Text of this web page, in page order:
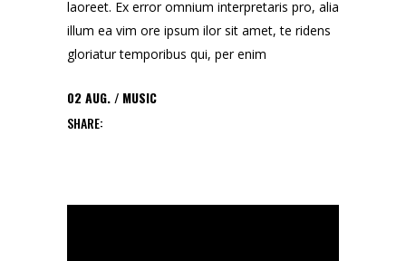
laoreet. Ex error omnium interpretaris pro, alia
illum ea vim ore ipsum ilor sit amet, te ridens
gloriatur temporibus qui, per enim
02AUG.
MUSIC
SHARE: